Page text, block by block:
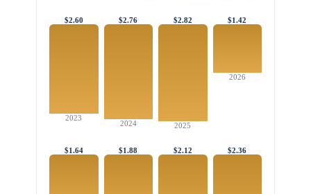
$1.42
2026
$2.82
2025
$2.76
2024
$2.60
2023
$2.36
$2.12
$1.88
$1.64